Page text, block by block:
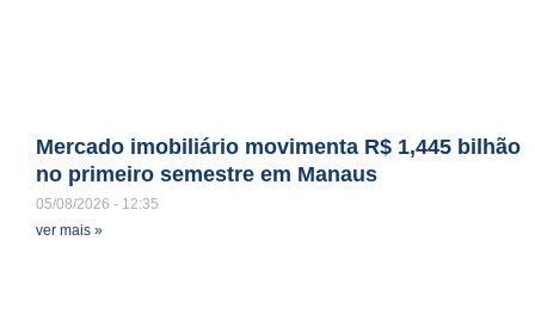
Mercado imobiliário movimenta R$ 1,445 bilhão
no primeiro semestre em Manaus
05/08/2026
12:35
ver mais »